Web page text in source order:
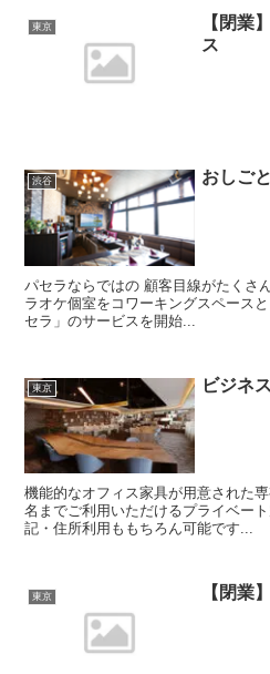
東京
【閉業
ス
渋谷 おしご
パセラならではの 顧客目線がたくさ
ラオケ個室をコワーキングスペース
セラ」のサービスを開始...
東京 ビジネ
機能的なオフィス家具が用意された
名までご利用いただけるプライベー
記・住所利用ももちろん可能です...
東京 【閉業